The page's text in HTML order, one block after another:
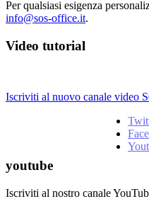
Per qualsiasi esigenza
info@sos-office.it.
Video tutorial
Iscriviti al nuovo canale video
youtube
Iscriviti al nostro canale